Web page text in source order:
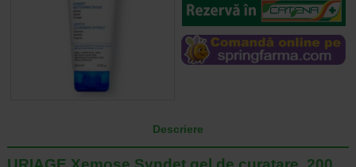
Descriere